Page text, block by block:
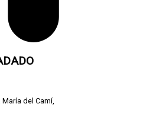
del Camí,